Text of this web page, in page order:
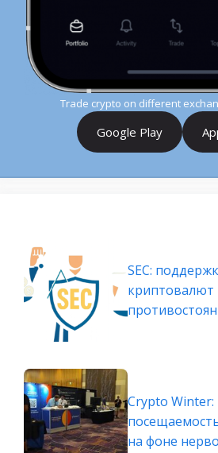
Trade crypto on different
Google Play
SEC:
криптовалют
Crypto Winter:
на фоне